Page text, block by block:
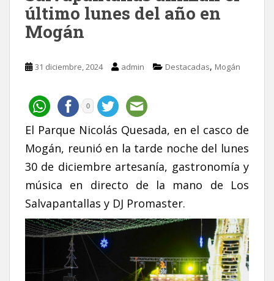
último lunes del año en
Mogán
31 diciembre, 2024 admin Destacadas, Mogán
0
El Parque Nicolás Quesada, en el casco de
Mogán, reunió en la tarde noche del lunes
30 de diciembre artesanía, gastronomía y
música en directo de la mano de Los
Salvapantallas y DJ Promaster.